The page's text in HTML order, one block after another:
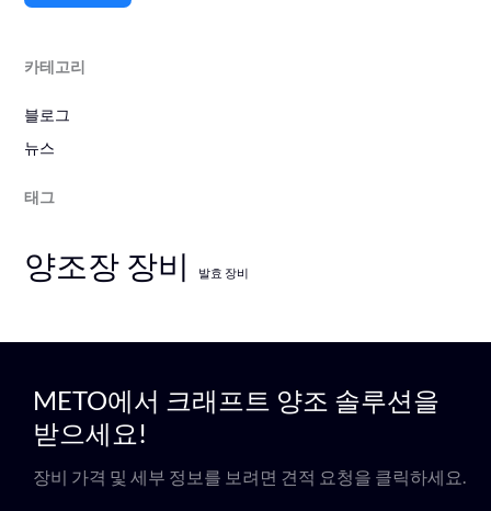
카테고리
블로그
뉴스
태그
양조장 장비 발효 장비
METO에서 크래프트 양조 솔루션을
받으세요!
장비 가격 및 세부 정보를 보려면 견적 요청을 클릭하세요.